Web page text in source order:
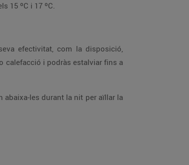
s'aconsella una temperatura sobre els 15 ºC i 17 ºC.